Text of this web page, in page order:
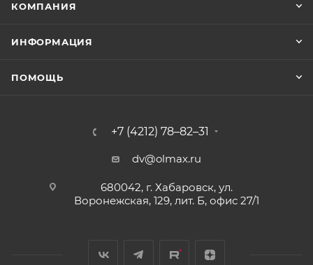
КОМПАНИЯ
ИНФОРМАЦИЯ
ПОМОЩЬ
+7 (4212) 78–82–31
dv@olmax.ru
680042, г. Хабаровск, ул.
Воронежская, 129, лит. Б, офис 27/1